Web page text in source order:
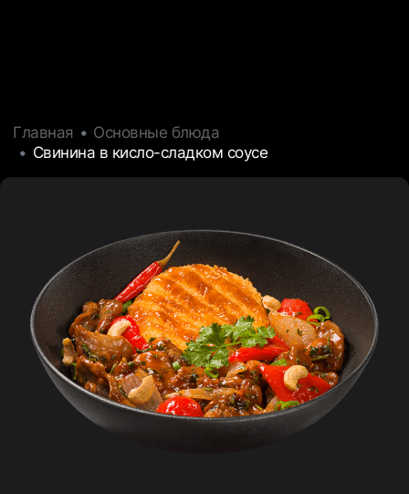
Главная
Основные блюда
Свинина в кисло-сладком соусе